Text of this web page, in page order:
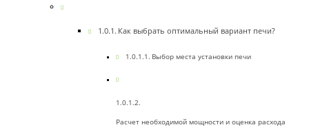
Как выбрать оптимальный вариант печи?
Выбор места установки печи
Расчет необходимой мощности и оценка расхода